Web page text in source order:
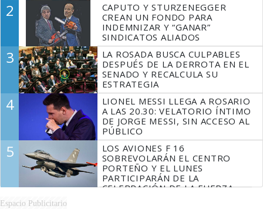
2
CAPUTO Y STURZENEGGER
CREAN UN FONDO PARA
INDEMNIZAR Y “GANAR”
SINDICATOS ALIADOS
3
LA ROSADA BUSCA CULPABLES
DESPUÉS DE LA DERROTA EN EL
SENADO Y RECALCULA SU
ESTRATEGIA
4
LIONEL MESSI LLEGA A ROSARIO
A LAS 20.30: VELATORIO ÍNTIMO
DE JORGE MESSI, SIN ACCESO AL
PÚBLICO
5
LOS AVIONES F 16
SOBREVOLARÁN EL CENTRO
PORTEÑO Y EL LUNES
PARTICIPARÁN DE LA
CELEBRACIÓN DE LA FUERZA
Espacio Publicitario